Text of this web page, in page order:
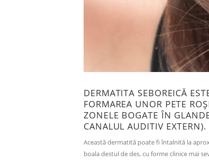
DERMATITA SEBOREICĂ
FORMAREA UNOR PETE
ZONELE BOGATE ÎN
CANALUL AUDITIV EXTERN).
Această dermatită poate fi întalnită la
boala destul de des, cu forme clinice mai